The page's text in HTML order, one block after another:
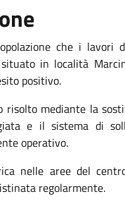
che i lavori
in località
positivo.
risolto mediante la
e il sistema di
operativo.
nelle aree del
regolarmente.